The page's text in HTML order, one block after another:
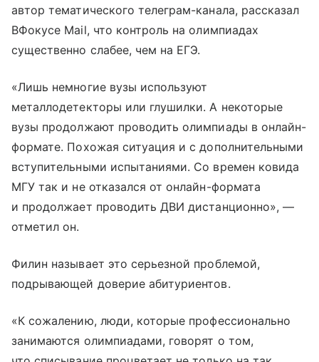
автор тематического телеграм-канала, рассказал
ВФокусе Mail, что контроль на олимпиадах
существенно слабее, чем на ЕГЭ.
«Лишь немногие вузы используют
металлодетекторы или глушилки. А некоторые
вузы продолжают проводить олимпиады в онлайн-
формате. Похожая ситуация и с дополнительными
вступительными испытаниями. Со времен ковида
МГУ так и не отказался от онлайн-формата
и продолжает проводить ДВИ дистанционно», —
отметил он.
Филин называет это серьезной проблемой,
подрывающей доверие абитуриентов.
«К сожалению, люди, которые профессионально
занимаются олимпиадами, говорят о том,